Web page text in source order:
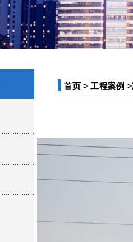
首页 > 工程案例 >